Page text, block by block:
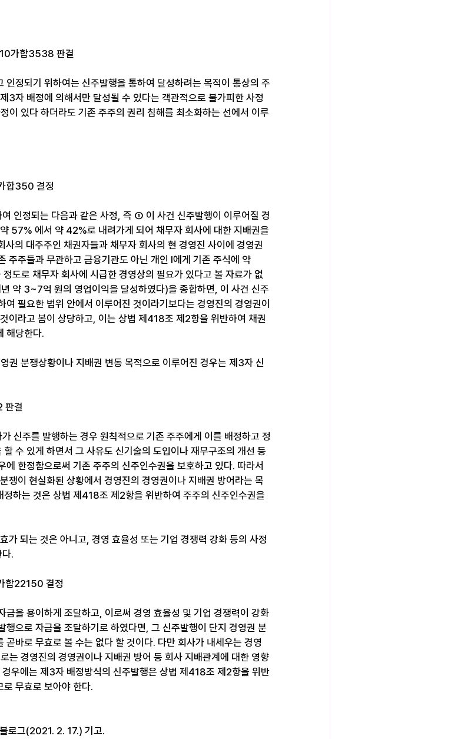
가합3538 판결
인정되기 위하여는 신주발행을 통하여 달성하려는 목적이 통상의 주
3자 배정에 의해서만 달성될 수 있다는 객관적으로 불가피한 사정
이 있다 하더라도 기존 주주의 권리 침해를 최소화하는 선에서 이루
합350 결정
인정되는 다음과 같은 사정, 즉 ① 이 사건 신주발행이 이루어질 경
57% 에서 약 42%로 내려가게 되어 채무자 회사에 대한 지배권을
의 대주주인 채권자들과 채무자 회사의 현 경영진 사이에 경영권
주주들과 무관하고 금융기관도 아닌 개인 I에게 기존 주식에 약
도로 채무자 회사에 시급한 경영상의 필요가 있다고 볼 자료가 없
약 3~7억 원의 영업이익을 달성하였다)을 종합하면, 이 사건 신주
필요한 범위 안에서 이루어진 것이라기보다는 경영진의 경영권이
이라고 봄이 상당하고, 이는 상법 제418조 제2항을 위반하여 채권
해당한다.
권 분쟁상황이나 지배권 변동 목적으로 이루어진 경우는 제3자 신
판결
신주를 발행하는 경우 원칙적으로 기존 주주에게 이를 배정하고 정
수 있게 하면서 그 사유도 신기술의 도입이나 재무구조의 개선 등
한정함으로써 기존 주주의 신주인수권을 보호하고 있다. 따라서
쟁이 현실화된 상황에서 경영진의 경영권이나 지배권 방어라는 목
하는 것은 상법 제418조 제2항을 위반하여 주주의 신주인수권을
가 되는 것은 아니고, 경영 효율성 또는 기업 경쟁력 강화 등의 사정
.
합22150 결정
금을 용이하게 조달하고, 이로써 경영 효율성 및 기업 경쟁력이 강화
으로 자금을 조달하기로 하였다면, 그 신주발행이 단지 경영권 분
바로 무효로 볼 수는 없다 할 것이다. 다만 회사가 내세우는 경영
는 경영진의 경영권이나 지배권 방어 등 회사 지배관계에 대한 영향
우에는 제3자 배정방식의 신주발행은 상법 제418조 제2항을 위반
무효로 보아야 한다.
로그(2021. 2. 17.) 기고.